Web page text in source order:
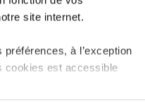
site internet.
à l’exception
cookies est accessible